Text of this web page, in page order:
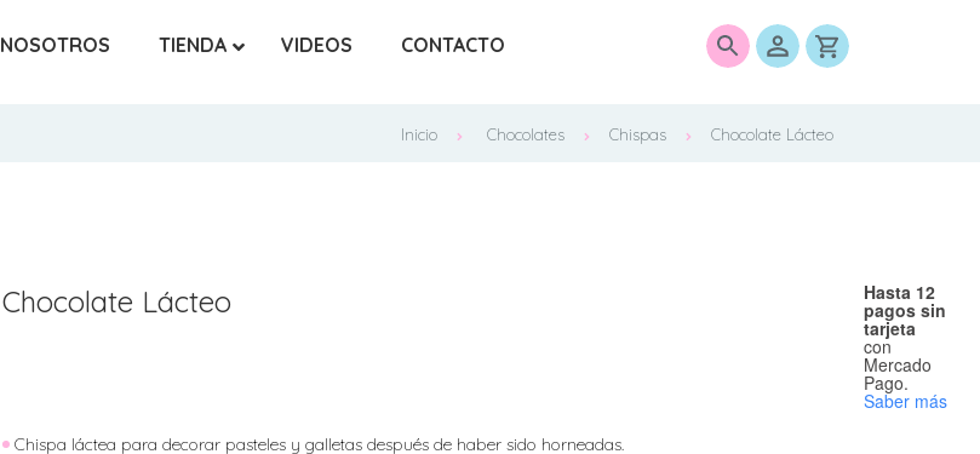
NOSOTROS TIENDA VIDEOS
CONTACTO
Inicio Chocolates Chispas Chocolate Lácteo
Chocolate Lácteo
Chispa láctea para decorar pasteles y galletas después de haber sido horneadas.
Hasta 12
pagos sin
tarjeta
con
Mercado
Pago.
Saber más